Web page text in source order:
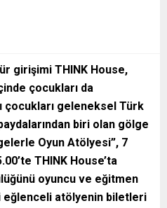
girişimi THINK House,
çocukları da
çocukları geleneksel Türk
biri olan gölge
Oyun Atölyesi”, 7
THINK House’ta
oyuncu ve eğitmen
eğlenceli atölyenin biletleri